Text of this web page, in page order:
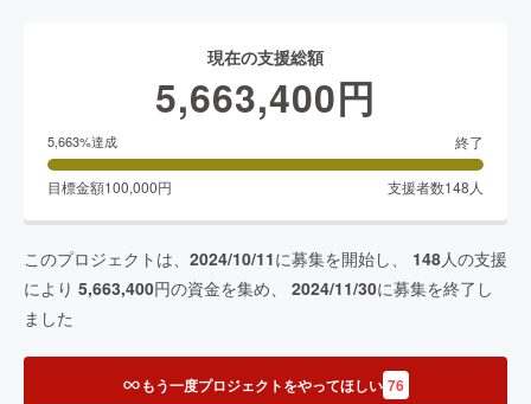
現在の支援総額
5,663,400円
5,663%達成 終了
目標金額100,000円 支援者数148 人
このプロジェクトは、 2024/10/11に募集を開始し、 148人の支援
により 5,663,400円の資金を集め、 2024/11/30に募集を終了し
ました
もう一度プロジェクトをやってほしい 76